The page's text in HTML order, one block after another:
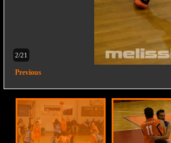
2/21
Previous